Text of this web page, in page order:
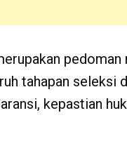
tahapan
kepastian